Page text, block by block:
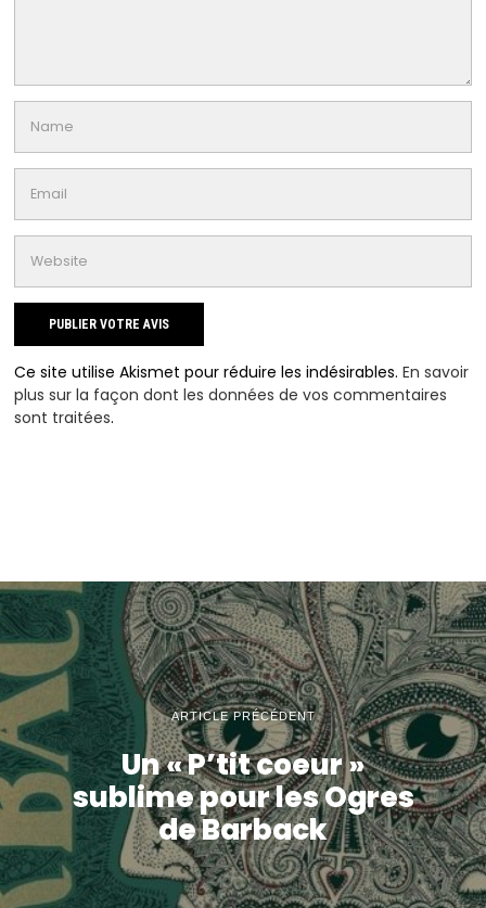
Ce site utilise Akismet pour réduire les indésirables.En savoir
plus sur la façon dont les données de vos commentaires
sont traitées.
ARTICLE PRÉCÉDENT
Un « P’tit coeur »
sublime pour les Ogres
de Barback